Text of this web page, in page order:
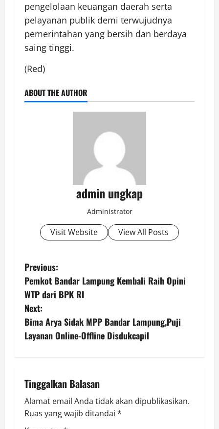
pengelolaan keuangan daerah serta
pelayanan publik demi terwujudnya
pemerintahan yang bersih dan berdaya
saing tinggi.
(Red)
ABOUT THE AUTHOR
admin ungkap
Administrator
Visit Website View All Posts
P
o
s
t
v
i
Previous:
Pemkot Bandar Lampung Kembali Raih Opini
WTP dari BPK RI
Next:
Bima Arya Sidak MPP Bandar Lampung,Puji
Layanan Online-Offline Disdukcapil
Tinggalkan Balasan
Alamat email Anda tidak akan dipublikasikan.
Ruas yang wajib ditandai *